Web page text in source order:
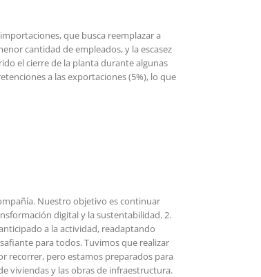
que busca reemplazar a
cantidad de empleados, y la escasez
el cierre de la planta durante algunas
a las exportaciones (5%), lo que
Nuestro objetivo es continuar
digital y la sustentabilidad. 2.
a la actividad, readaptando
para todos. Tuvimos que realizar
recorrer, pero estamos preparados para
viviendas y las obras de infraestructura.